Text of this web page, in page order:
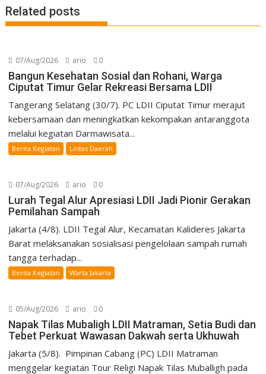
Related posts
07/Aug/2026 ario 0
Bangun Kesehatan Sosial dan Rohani, Warga
Ciputat Timur Gelar Rekreasi Bersama LDII
Tangerang Selatang (30/7). PC LDII Ciputat Timur merajut
kebersamaan dan meningkatkan kekompakan antaranggota
melalui kegiatan Darmawisata...
Berita Kegiatan Lintas Daerah
07/Aug/2026 ario 0
Lurah Tegal Alur Apresiasi LDII Jadi Pionir Gerakan
Pemilahan Sampah
Jakarta (4/8). LDII Tegal Alur, Kecamatan Kalideres Jakarta
Barat melaksanakan sosialisasi pengelolaan sampah rumah
tangga terhadap...
Berita Kegiatan Warta Jakarta
05/Aug/2026 ario 0
Napak Tilas Mubaligh LDII Matraman, Setia Budi dan
Tebet Perkuat Wawasan Dakwah serta Ukhuwah
Jakarta (5/8). Pimpinan Cabang (PC) LDII Matraman
menggelar kegiatan Tour Religi Napak Tilas Muballigh pada